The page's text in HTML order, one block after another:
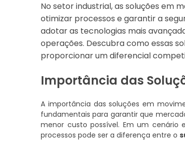
No setor industrial, as soluções em
otimizar processos e garantir a
adotar as tecnologias mais
operações. Descubra como essas
proporcionar um diferencial
Importância das
A importância das soluções em
fundamentais para garantir que
menor custo possível. Em um cenário
processos pode ser a diferença entre o